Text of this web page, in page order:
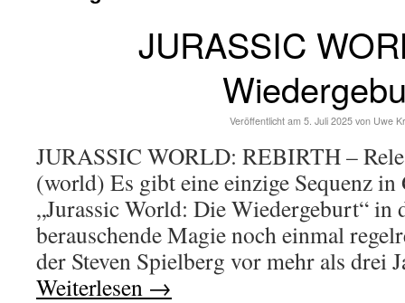
JURASSIC
Veröffentlicht am 5. Juli 2025 von Uwe
JURASSIC WORLD: REBIRTH –
(world) Es gibt eine einzige Sequenz in
„Jurassic World: Die Wiedergeburt“ in
berauschende Magie noch einmal
der Steven Spielberg vor mehr als drei
Weiterlesen →